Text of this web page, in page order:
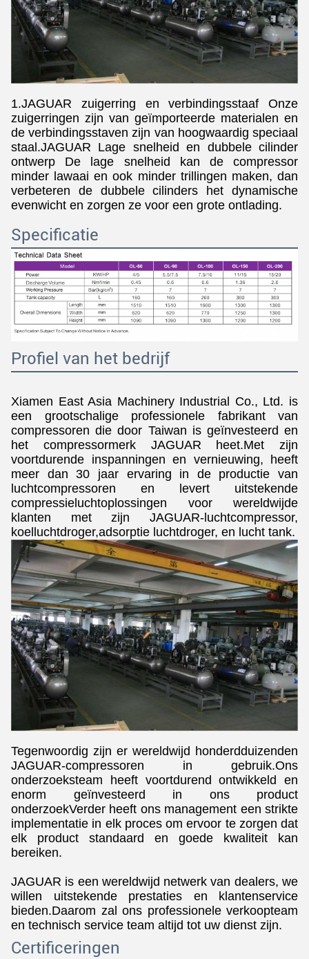
1.JAGUAR zuigerring en verbindingsstaaf Onze
zuigerringen zijn van geïmporteerde materialen en
de verbindingsstaven zijn van hoogwaardig speciaal
staal.JAGUAR Lage snelheid en dubbele cilinder
ontwerp De lage snelheid kan de compressor
minder lawaai en ook minder trillingen maken, dan
verbeteren de dubbele cilinders het dynamische
evenwicht en zorgen ze voor een grote ontlading.
Specificatie
Profiel van het bedrijf
Xiamen East Asia Machinery Industrial Co., Ltd. is
een grootschalige professionele fabrikant van
compressoren die door Taiwan is geïnvesteerd en
het compressormerk JAGUAR heet.Met zijn
voortdurende inspanningen en vernieuwing, heeft
meer dan 30 jaar ervaring in de productie van
luchtcompressoren en levert uitstekende
compressieluchtoplossingen voor wereldwijde
klanten met zijn JAGUAR-luchtcompressor,
koelluchtdroger,adsorptie luchtdroger, en lucht tank.
Tegenwoordig zijn er wereldwijd honderdduizenden
JAGUAR-compressoren in gebruik.Ons
onderzoeksteam heeft voortdurend ontwikkeld en
enorm geïnvesteerd in ons product
onderzoekVerder heeft ons management een strikte
implementatie in elk proces om ervoor te zorgen dat
elk product standaard en goede kwaliteit kan
bereiken.
JAGUAR is een wereldwijd netwerk van dealers, we
willen uitstekende prestaties en klantenservice
bieden.Daarom zal ons professionele verkoopteam
en technisch service team altijd tot uw dienst zijn.
Certificeringen